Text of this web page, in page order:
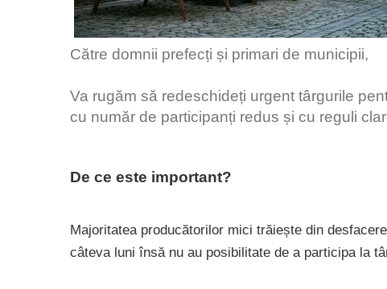
Către domnii prefecți și primari de municipii,
Va rugăm să redeschideți urgent târgurile
cu număr de participanți redus și cu reguli
De ce este important?
Majoritatea producătorilor mici trăiește din
câteva luni însă nu au posibilitate de a participa la